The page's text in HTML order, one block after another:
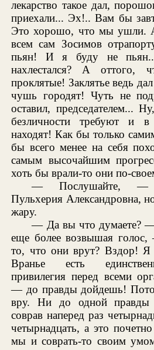
лекарство такое дал,
приехали... Эх!.. Вам бы
Это хорошо, что мы ушли.
всем сам Зосимов
пьян! И я буду не
нахлестался? А оттого,
проклятые! Заклятье ведь
чушь городят! Чуть не
оставил, председателем...
безличности требуют и
находят! Как бы только
бы всего менее на себя
самым высочайшим
хоть бы врали-то они по-
— Послушайте, —
Пульхерия Александровна,
жару.
— Да вы что думаете?
еще более возвышая
то, что они врут? Вздор! Я
Вранье есть
привилегия перед всеми
— до правды дойдешь!
вру. Ни до одной правды
соврав наперед раз
четырнадцать, а это
мы и соврать-то своим